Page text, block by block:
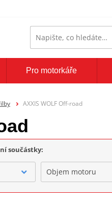
Pro motorkáře
AXXIS WOLF Off-road
součástky:
Objem motoru